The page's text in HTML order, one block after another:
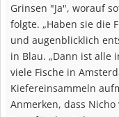
Grinsen "Ja", worauf
folgte. „Haben sie die
und augenblicklich
in Blau. „Dann ist alle
viele Fische in
Kiefereinsammeln
Anmerken, dass